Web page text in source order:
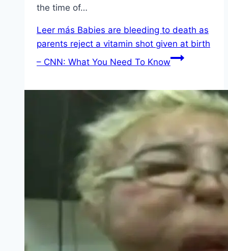
the time of…
Leer más Babies are bleeding to death as
parents reject a vitamin shot given at birth
– CNN: What You Need To Know